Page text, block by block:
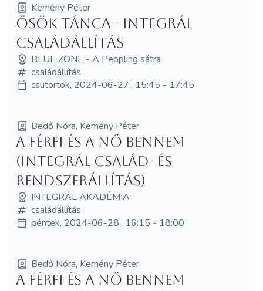
Kemény Péter
Ősök tánca - Integrál
családállítás
BLUE ZONE - A Peopling sátra
családállítás
csütörtök, 2024-06-27., 15:45 - 17:45
Bedő Nóra, Kemény Péter
A férfi és a nő bennem
(Integrál család- és
rendszerállítás)
INTEGRÁL AKADÉMIA
családállítás
péntek, 2024-06-28., 16:15 - 18:00
Bedő Nóra, Kemény Péter
A férfi és a nő bennem